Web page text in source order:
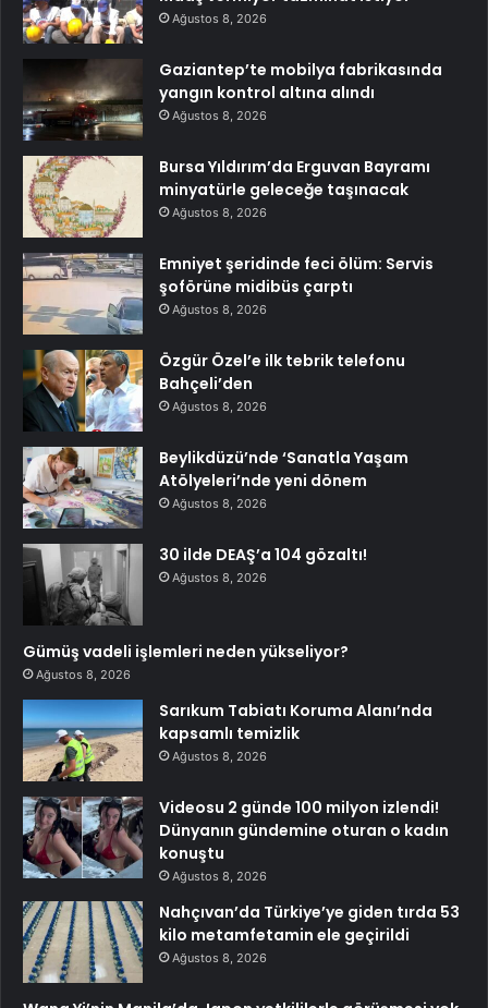
Ağustos 8, 2026
Gaziantep’te mobilya fabrikasında
yangın kontrol altına alındı
Ağustos 8, 2026
Bursa Yıldırım’da Erguvan Bayramı
minyatürle geleceğe taşınacak
Ağustos 8, 2026
Emniyet şeridinde feci ölüm: Servis
şoförüne midibüs çarptı
Ağustos 8, 2026
Özgür Özel’e ilk tebrik telefonu
Bahçeli’den
Ağustos 8, 2026
Beylikdüzü’nde ‘Sanatla Yaşam
Atölyeleri’nde yeni dönem
Ağustos 8, 2026
30 ilde DEAŞ’a 104 gözaltı!
Ağustos 8, 2026
Gümüş vadeli işlemleri neden yükseliyor?
Ağustos 8, 2026
Sarıkum Tabiatı Koruma Alanı’nda
kapsamlı temizlik
Ağustos 8, 2026
Videosu 2 günde 100 milyon izlendi!
Dünyanın gündemine oturan o kadın
konuştu
Ağustos 8, 2026
Nahçıvan’da Türkiye’ye giden tırda 53
kilo metamfetamin ele geçirildi
Ağustos 8, 2026